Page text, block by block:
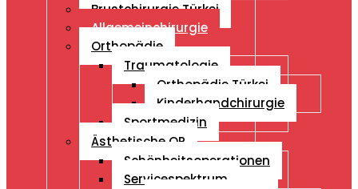
Brustchirurgie Türkei
Allgemeinchirurgie
Orthopädie
Traumatologie
Orthopädie Türkei
Kinderhandchirurgie
Sportmedizin
Ästhetische OP
Schönheitsoperationen
Servicespektrum